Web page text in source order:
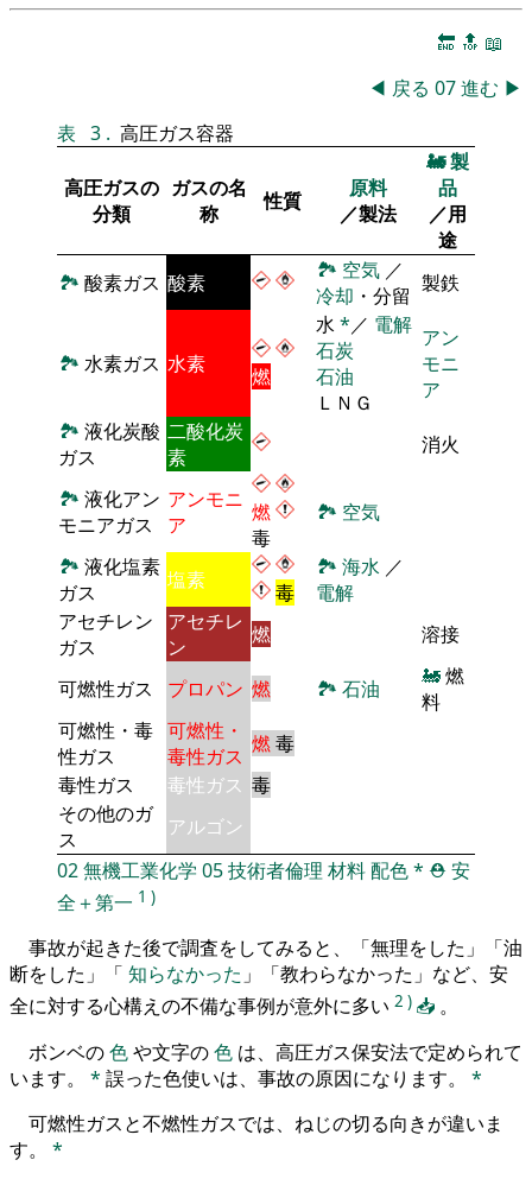
🔚 🔝 📖
◀ 戻る 07進む ▶
表 3 . 高圧ガス容器
高圧ガスの
分類
ガスの名
称
性質
原料
／製法
🚂製
品
／用
途
🏞 酸素ガス 酸素 🏞 空気 ／
冷却 ・分留 製鉄
🏞 水素ガス 水素 燃
水 *／ 電解
石炭
石油
ＬＮＧ
アン
モニ
ア
🏞 液化炭酸
ガス
二酸化炭
素
消火
🏞 液化アン
モニアガス
アンモニ
ア
燃
毒
🏞 空気
🏞 液化塩素
ガス
塩素 毒
🏞 海水 ／
電解
アセチレン
ガス
アセチレ
ン
燃 溶接
可燃性ガス プロパン 燃 🏞 石油 🚂燃
料
可燃性・毒
性ガス
可燃性・
毒性ガス 燃毒
毒性ガス
毒性ガス 毒
その他のガ
ス
アルゴン
02無機工業化学 05技術者倫理 材料配色* ⛑️ 安
全＋第一 1 )
事故が起きた後で調査をしてみると、「無理をした」「油
断をした」「 知らなかった 」「教わらなかった」など、安
全に対する心構えの不備な事例が意外に多い 2 ) 📥 。
ボンベの色や文字の色 は、高圧ガス保安法で定められて
います。 * 誤った色使いは、事故の原因になります。 *
可燃性ガスと不燃性ガスでは、ねじの切る向きが違いま
す。 *